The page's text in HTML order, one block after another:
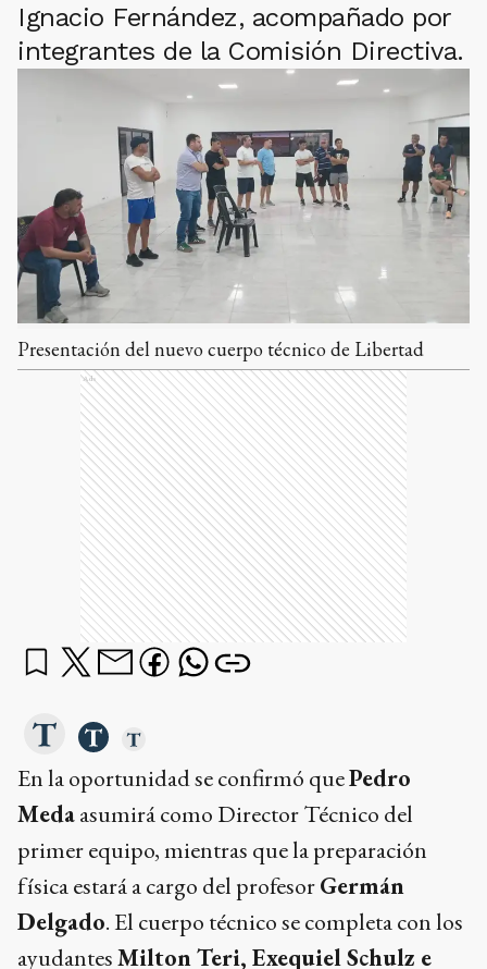
Ignacio Fernández, acompañado por
integrantes de la Comisión Directiva.
Presentación del nuevo cuerpo técnico de Libertad
Ads
En la oportunidad se confirmó quePedro
Medaasumirá como Director Técnico del
primer equipo, mientras que la preparación
física estará a cargo del profesorGermán
Delgado. El cuerpo técnico se completa con los
ayudantesMilton Teri, Exequiel Schulz e